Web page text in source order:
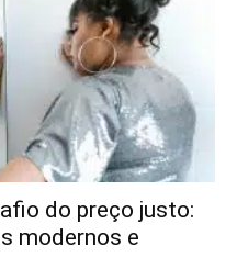
do preço justo:
modernos e